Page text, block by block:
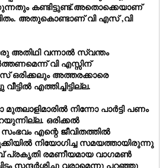
കണ്ടിട്ടുണ്ട്.അതൊക്കെയാണ്
അതുകൊണ്ടാണ് വി എസ് ,വി
അതിഥി വന്നാൽ സ്വന്തം
വി എസ്സിന്
ഒരിക്കലും അത്തരക്കാരെ
എത്തിച്ചിട്ടില്ല.
നിന്നോ പാർട്ടി പണം
ഒരിക്കൽ
എന്റെ ജീവിതത്തിൽ
നിയോഗിച്ച സമയത്തായിരുന്നു
രമണീയമായ വാഗമൺ
സന്ദർശിച്ചു വരാമെന്നു പറഞ്ഞു